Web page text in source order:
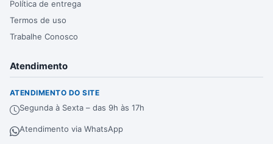
Política de entrega
Termos de uso
Trabalhe Conosco
Atendimento
ATENDIMENTO DO SITE
Segunda à Sexta – das 9h às 17h
Atendimento via WhatsApp